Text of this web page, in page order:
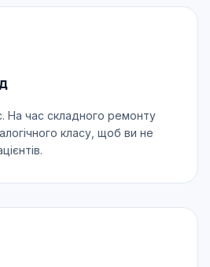
На час складного ремонту
класу, щоб ви не